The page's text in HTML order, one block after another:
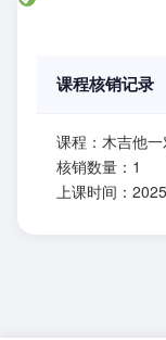
课程核销记录
课程：木吉他
核销数量：1
上课时间：